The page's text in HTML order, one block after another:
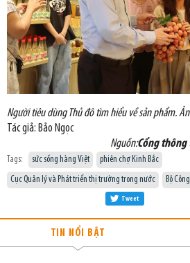
Người tiêu dùng Thủ đô tìm hiểu về sản phẩm.
Tác giả: Bảo Ngọc
Nguồn:Cổng thông
Tags: sức sống hàng Việt
phiên chợ Kinh Bắc
Cục Quản lý và Phát triển thị trường trong nước
Bộ
Tweet
TIN NỔI BẬT